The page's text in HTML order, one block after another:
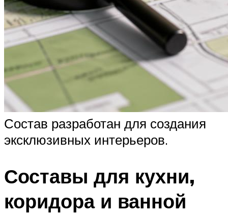
Состав разработан для создания
эксклюзивных интерьеров.
Составы для кухни,
коридора и ванной